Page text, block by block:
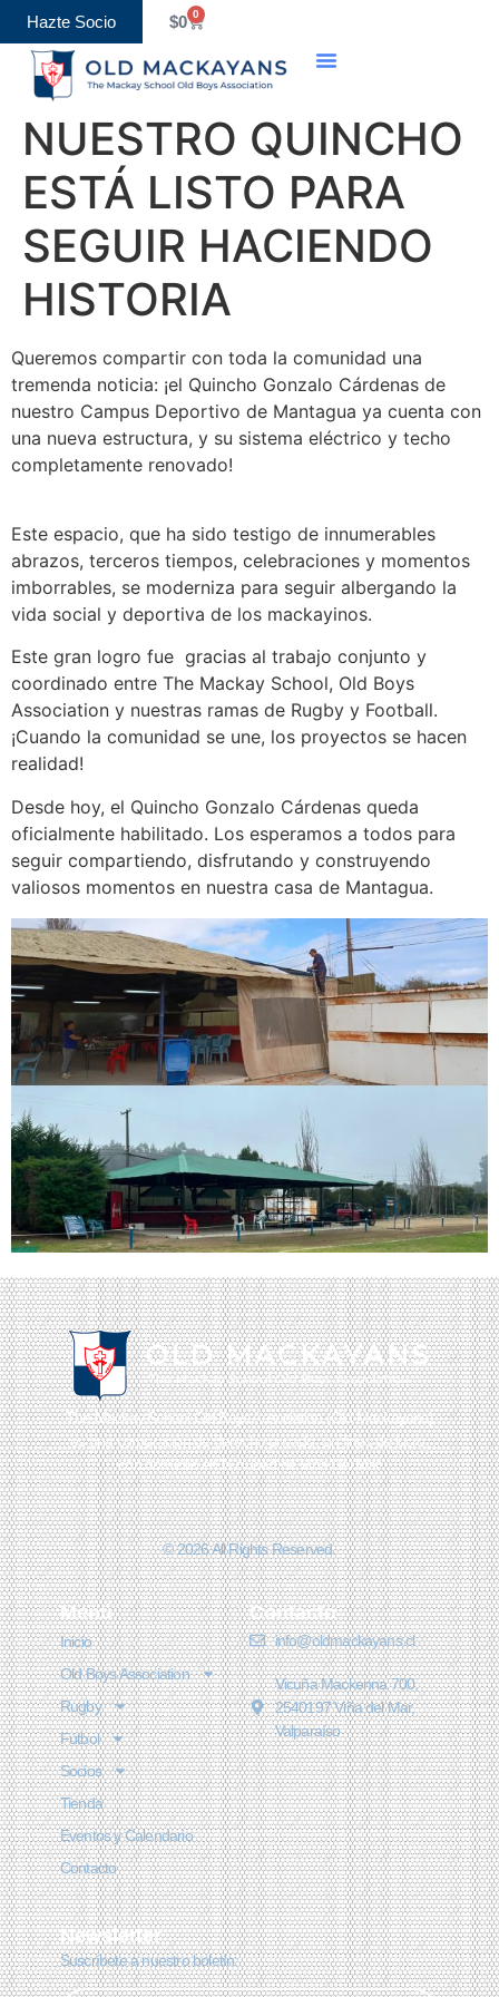
Hazte Socio $0 0
NUESTRO QUINCHO
ESTÁ LISTO PARA
SEGUIR HACIENDO
HISTORIA
Queremos compartir con toda la comunidad una
tremenda noticia: ¡el Quincho Gonzalo Cárdenas de
nuestro Campus Deportivo de Mantagua ya cuenta con
una nueva estructura, y su sistema eléctrico y techo
completamente renovado!
Este espacio, que ha sido testigo de innumerables
abrazos, terceros tiempos, celebraciones y momentos
imborrables, se moderniza para seguir albergando la
vida social y deportiva de los mackayinos.
Este gran logro fue gracias al trabajo conjunto y
coordinado entre The Mackay School, Old Boys
Association y nuestras ramas de Rugby y Football.
¡Cuando la comunidad se une, los proyectos se hacen
realidad!
Desde hoy, el Quincho Gonzalo Cárdenas queda
oficialmente habilitado. Los esperamos a todos para
seguir compartiendo, disfrutando y construyendo
valiosos momentos en nuestra casa de Mantagua.
The Mackay School Old Boys Association (Old Mackayans)
es una corporación de derecho privado, sin fines de lucro,
con domicilio en la ciudad de Viña Del Mar
© 2026 All Rights Reserved.
Menú
Inicio
Old Boys Association
Rugby
Fútbol
Socios
Tienda
Eventos y Calendario
Contacto
Contacto
info@oldmackayans.cl
Vicuña Mackenna 700,
2540197 Viña del Mar,
Valparaíso
Newsletter
Suscríbete a nuestro boletín: